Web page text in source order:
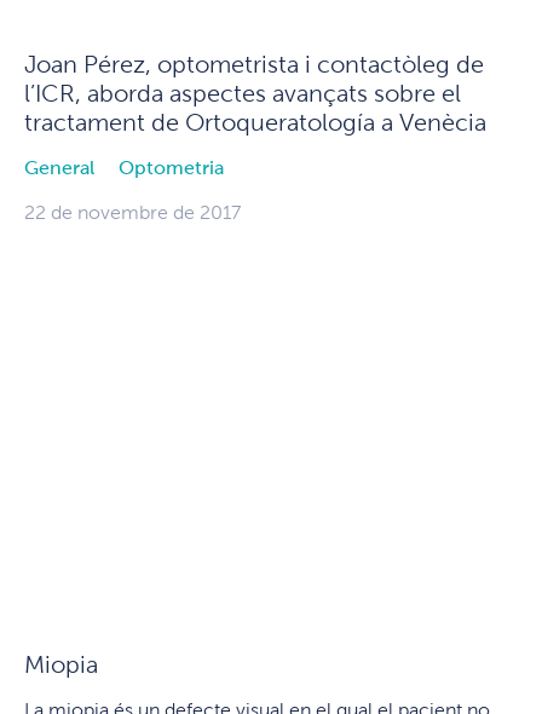
Joan Pérez, optometrista i contactòleg de
l’ICR, aborda aspectes avançats sobre el
tractament de Ortoqueratología a Venècia
General Optometria
22 de novembre de 2017
Miopia
La miopia és un defecte visual en el qual el pacient no